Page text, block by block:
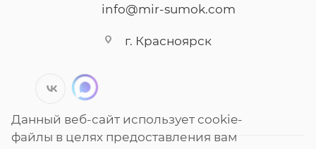
info@mir-sumok.com
г. Красноярск
Данный веб-сайт использует cookie-
файлы в целях предоставления вам